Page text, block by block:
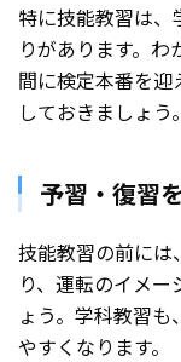
特に技能教習は
りがあります。
間に検定本番を迎
しておきましょう。
予習・復習
技能教習の前には
り、運転のイメ
ょう。学科教習
やすくなります。